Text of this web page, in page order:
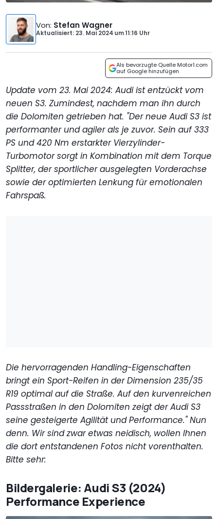
Von: Stefan Wagner
Aktualisiert: 23. Mai 2024 um11:16 Uhr
Als bevorzugte Quelle Motor1.com
auf Google hinzufügen
Update vom 23. Mai 2024: Audi ist entzückt vom
neuen S3. Zumindest, nachdem man ihn durch
die Dolomiten getrieben hat. "Der neue Audi S3 ist
performanter und agiler als je zuvor. Sein auf 333
PS und 420 Nm erstarkter Vierzylinder-
Turbomotor sorgt in Kombination mit dem Torque
Splitter, der sportlicher ausgelegten Vorderachse
sowie der optimierten Lenkung für emotionalen
Fahrspaß.
Die hervorragenden Handling-Eigenschaften
bringt ein Sport-Reifen in der Dimension 235/35
R19 optimal auf die Straße. Auf den kurvenreichen
Passstraßen in den Dolomiten zeigt der Audi S3
seine gesteigerte Agilität und Performance." Nun
denn. Wir sind zwar etwas neidisch, wollen Ihnen
die dort entstandenen Fotos nicht vorenthalten.
Bitte sehr:
Bildergalerie: Audi S3 (2024)
Performance Experience